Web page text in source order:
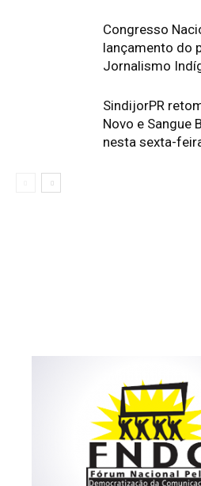
Congresso
lançamento do
Jornalismo
SindijorPR
Novo e Sangue
nesta sexta-